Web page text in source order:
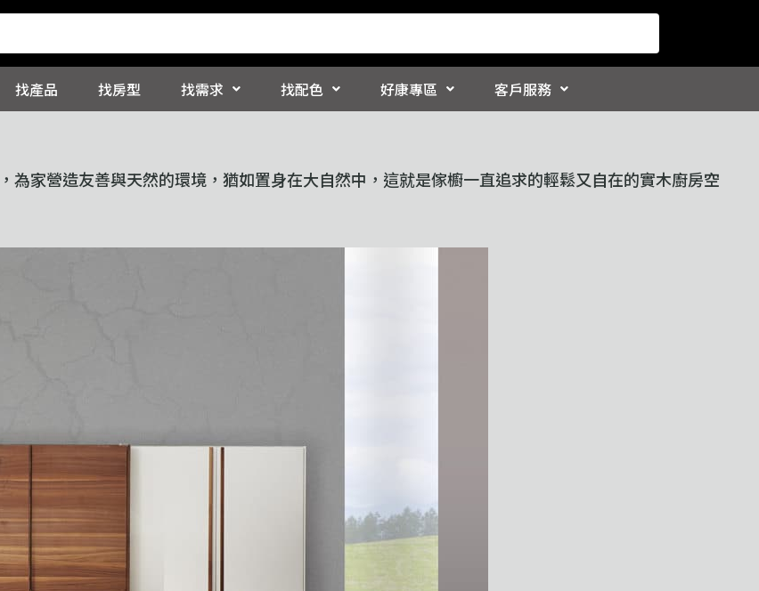
找產品 找房型 找需求 找配色 好康專區 客戶服務
為家營造友善與天然的環境，猶如置身在大自然中，這就是傢櫥一直追求的輕鬆又自在的實木廚房空